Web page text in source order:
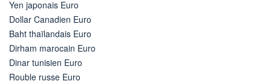
Yen japonais Euro
Dollar Canadien Euro
Baht thaïlandais Euro
Dirham marocain Euro
Dinar tunisien Euro
Rouble russe Euro